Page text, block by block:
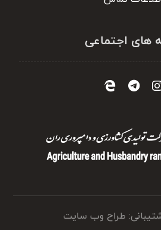
های اجتماعی
طراح وب سایت